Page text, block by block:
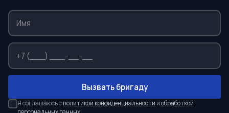
Вызвать бригаду
Я соглашаюсь сполитикой конфиденциальности иобработкой